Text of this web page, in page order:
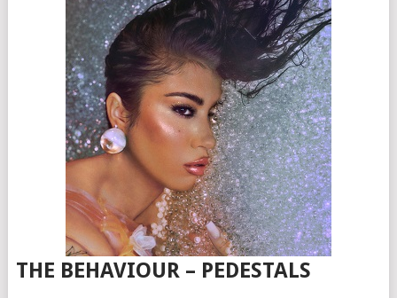
THE BEHAVIOUR – PEDESTALS